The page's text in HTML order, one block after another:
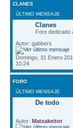
CLANES
ÚLTIMO MENSAJE
Clanes
Foro dedicado
Autor: gabbers
Domingo, 31 Enero
10:24
FORO
ÚLTIMO MENSAJE
De todo
Autor: Matxakeitor